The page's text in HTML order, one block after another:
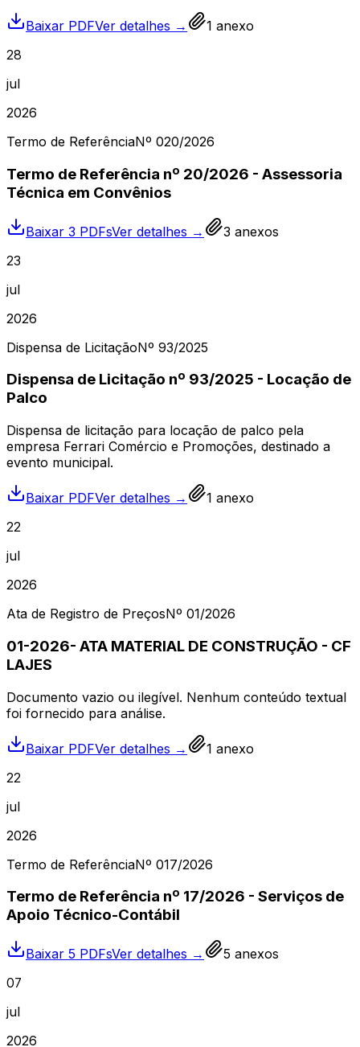
Baixar PDFVer detalhes → 1 anexo
28
jul
2026
Termo de ReferênciaNº 020/2026
Termo de Referência nº 20/2026 - Assessoria
Técnica em Convênios
Baixar 3 PDFsVer detalhes → 3 anexos
23
jul
2026
Dispensa de LicitaçãoNº 93/2025
Dispensa de Licitação nº 93/2025 - Locação de
Palco
Dispensa de licitação para locação de palco pela
empresa Ferrari Comércio e Promoções, destinado a
evento municipal.
Baixar PDFVer detalhes → 1 anexo
22
jul
2026
Ata de Registro de PreçosNº 01/2026
01-2026- ATA MATERIAL DE CONSTRUÇÃO - CF
LAJES
Documento vazio ou ilegível. Nenhum conteúdo textual
foi fornecido para análise.
Baixar PDFVer detalhes → 1 anexo
22
jul
2026
Termo de ReferênciaNº 017/2026
Termo de Referência nº 17/2026 - Serviços de
Apoio Técnico-Contábil
Baixar 5 PDFsVer detalhes → 5 anexos
07
jul
2026